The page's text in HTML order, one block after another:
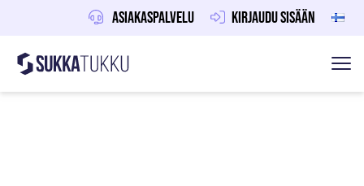
Asiakaspalvelu Kirjaudu sisään
Hoppa till innehåll
Sukkatukku